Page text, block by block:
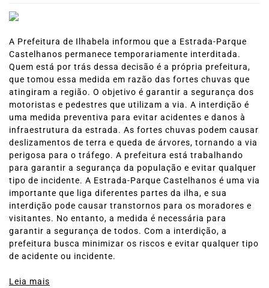
A Prefeitura de Ilhabela informou que a Estrada-Parque
Castelhanos permanece temporariamente interditada.
Quem está por trás dessa decisão é a própria prefeitura,
que tomou essa medida em razão das fortes chuvas que
atingiram a região. O objetivo é garantir a segurança dos
motoristas e pedestres que utilizam a via. A interdição é
uma medida preventiva para evitar acidentes e danos à
infraestrutura da estrada. As fortes chuvas podem causar
deslizamentos de terra e queda de árvores, tornando a via
perigosa para o tráfego. A prefeitura está trabalhando
para garantir a segurança da população e evitar qualquer
tipo de incidente. A Estrada-Parque Castelhanos é uma via
importante que liga diferentes partes da ilha, e sua
interdição pode causar transtornos para os moradores e
visitantes. No entanto, a medida é necessária para
garantir a segurança de todos. Com a interdição, a
prefeitura busca minimizar os riscos e evitar qualquer tipo
de acidente ou incidente.
Leia mais